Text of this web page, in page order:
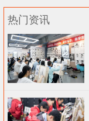
热门资讯